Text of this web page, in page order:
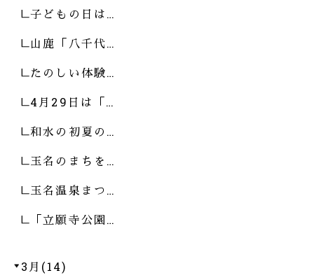
子どもの日は…
山鹿「八千代…
たのしい体験…
4月29日は「…
和水の初夏の…
玉名のまちを…
玉名温泉まつ…
「立願寺公園…
3月(14)